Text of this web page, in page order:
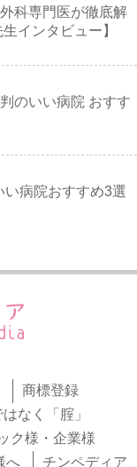
科専門医が徹底解
インタビュー】
のいい病院 おすす
い病院おすすめ3選
商標登録
なく「腟」
ク様・企業様
へ
チンペディア